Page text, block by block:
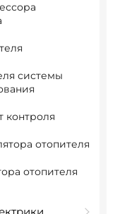
системы
контроля
отопителя
отопителя